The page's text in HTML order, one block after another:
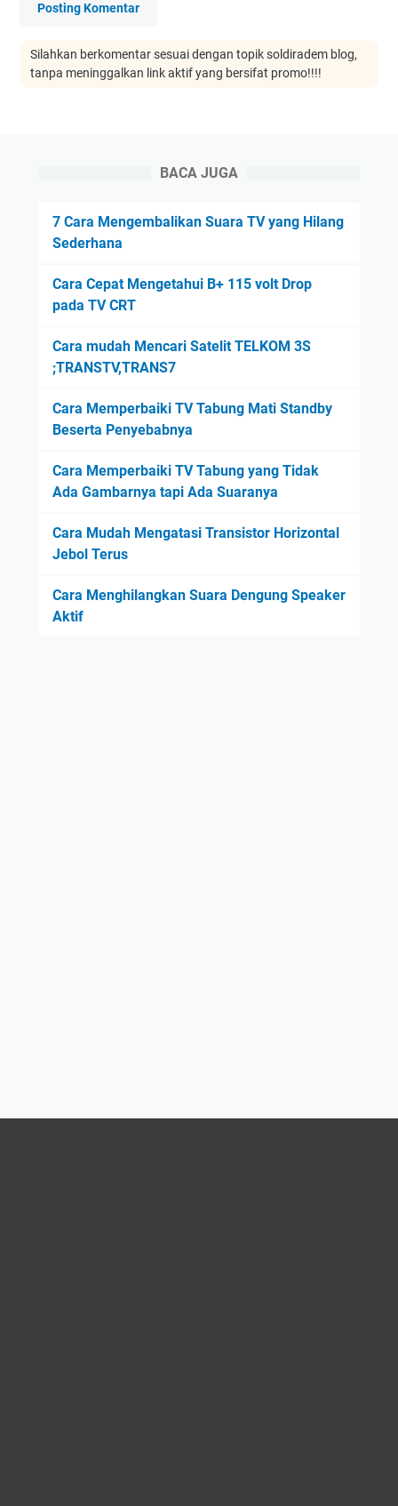
Posting Komentar
Silahkan berkomentar sesuai dengan topik soldiradem blog,
tanpa meninggalkan link aktif yang bersifat promo!!!!
BACA JUGA
7 Cara Mengembalikan Suara TV yang Hilang
Sederhana
Cara Cepat Mengetahui B+ 115 volt Drop
pada TV CRT
Cara mudah Mencari Satelit TELKOM 3S
;TRANSTV,TRANS7
Cara Memperbaiki TV Tabung Mati Standby
Beserta Penyebabnya
Cara Memperbaiki TV Tabung yang Tidak
Ada Gambarnya tapi Ada Suaranya
Cara Mudah Mengatasi Transistor Horizontal
Jebol Terus
Cara Menghilangkan Suara Dengung Speaker
Aktif